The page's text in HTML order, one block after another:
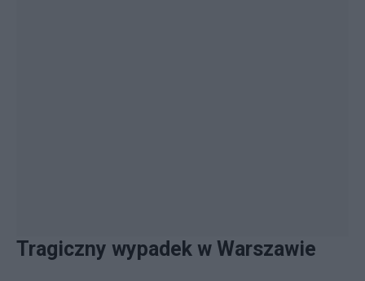
Tragiczny wypadek w Warszawie